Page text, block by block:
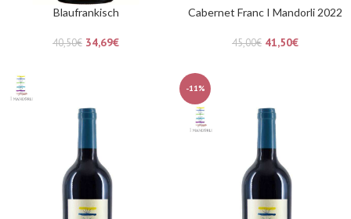
Blaufrankisch
40,50€ 34,69€
Cabernet Franc I Mandorli 2022
45,00€ 41,50€
-11%